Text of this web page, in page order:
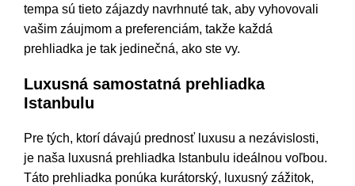
tempa sú tieto zájazdy navrhnuté tak, aby vyhovovali
vašim záujmom a preferenciám, takže každá
prehliadka je tak jedinečná, ako ste vy.
Luxusná samostatná prehliadka
Istanbulu
Pre tých, ktorí dávajú prednosť luxusu a nezávislosti,
je naša luxusná prehliadka Istanbulu ideálnou voľbou.
Táto prehliadka ponúka kurátorský, luxusný zážitok,